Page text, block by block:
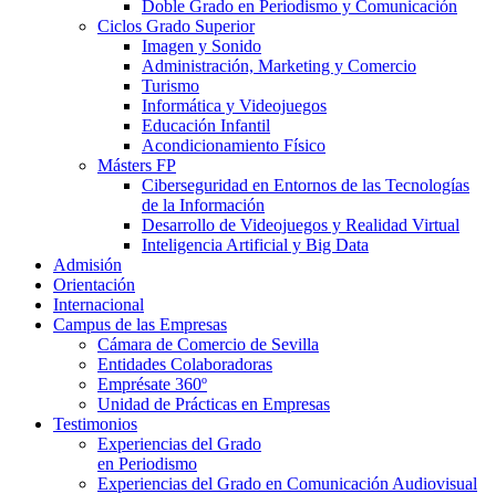
Doble Grado en Periodismo y Comunicación
Ciclos Grado Superior
Imagen y Sonido
Administración, Marketing y Comercio
Turismo
Informática y Videojuegos
Educación Infantil
Acondicionamiento Físico
Másters FP
Ciberseguridad en Entornos de las Tecnologías
de la Información
Desarrollo de Videojuegos y Realidad Virtual
Inteligencia Artificial y Big Data
Admisión
Orientación
Internacional
Campus de las Empresas
Cámara de Comercio de Sevilla
Entidades Colaboradoras
Emprésate 360º
Unidad de Prácticas en Empresas
Testimonios
Experiencias del Grado
en Periodismo
Experiencias del Grado en Comunicación Audiovisual